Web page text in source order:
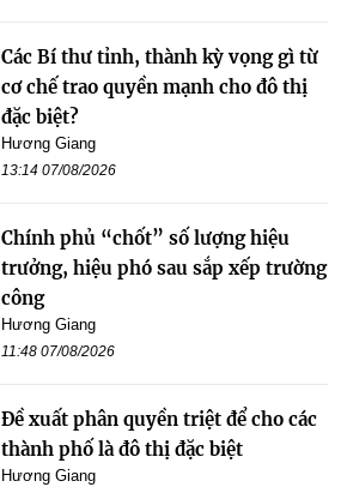
Các Bí thư tỉnh, thành kỳ vọng gì từ
cơ chế trao quyền mạnh cho đô thị
đặc biệt?
Hương Giang
13:14 07/08/2026
Chính phủ “chốt” số lượng hiệu
trưởng, hiệu phó sau sắp xếp trường
công
Hương Giang
11:48 07/08/2026
Đề xuất phân quyền triệt để cho các
thành phố là đô thị đặc biệt
Hương Giang